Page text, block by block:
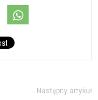
Następny artykuł